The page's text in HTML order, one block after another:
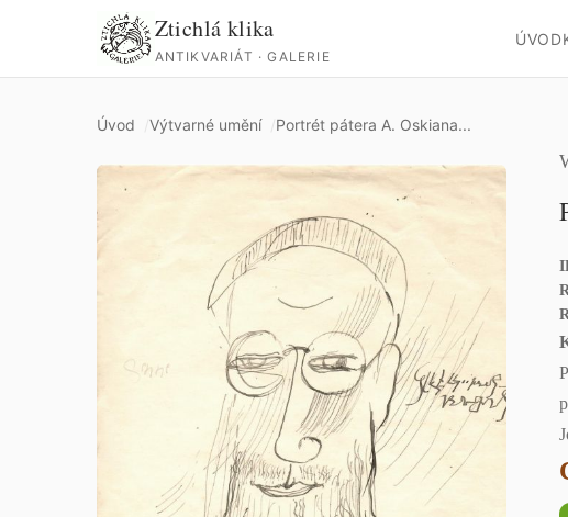
Ztichlá klika
ANTIKVARIÁT · GALERIE
ÚVOD
Úvod Výtvarné umění Portrét pátera A. Oskiana...